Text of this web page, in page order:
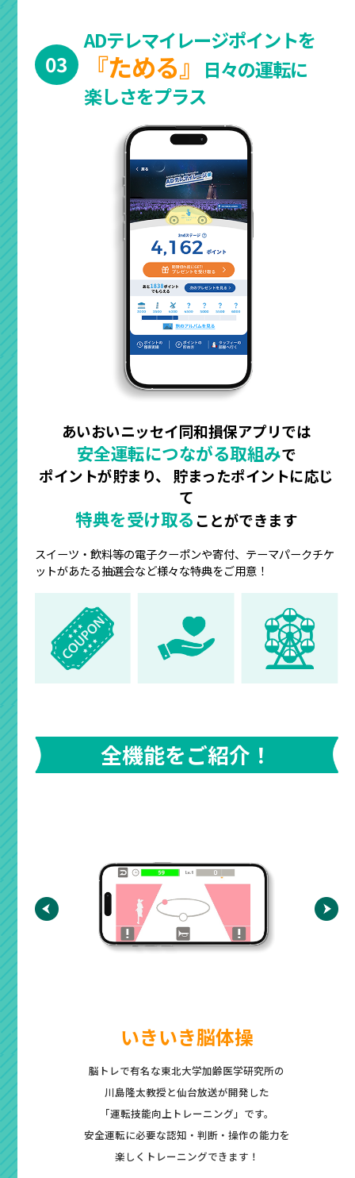
03
ADテレマイレージポイントを
『ためる』
日々の運転に
楽しさをプラス
あいおいニッセイ同和損保アプリでは
安全運転につながる取組みで
ポイントが貯まり、
貯まったポイントに応じ
て
特典を受け取ることができます
スイーツ・飲料等の電子クーポンや寄付、テーマパークチケ
ットがあたる抽選会など様々な特典をご用意！
全機能をご紹介！
守り
いきいき脳体操
脳トレで有名な東北大学加齢医学研究所の
川島隆太教授と仙台放送が開発した
「運転技能向上トレーニング」です。
安全運転に必要な認知・判断・操作の能力を
楽しくトレーニングできます！